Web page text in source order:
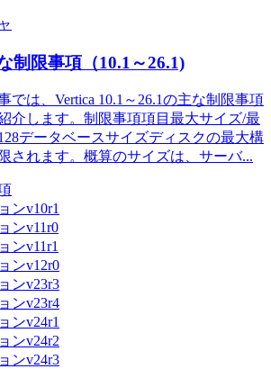
制限事項（10.1～26.1)
では、Vertica 10.1～26.1の主な制限事項
介します。制限事項項目最大サイズ/最
データベースサイズディスクの最大構
されます。概算のサイズは、サーバ...
ンv10r1
ンv11r0
ンv11r1
ンv12r0
ンv23r3
ンv23r4
ンv24r1
ンv24r2
ンv24r3